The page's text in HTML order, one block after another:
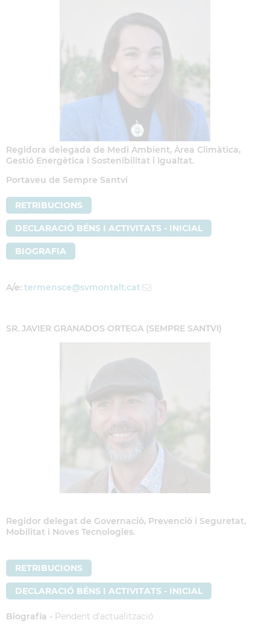
Regidora delegada de Medi Ambient, Àrea Climàtica,
Gestió Energètica i Sostenibilitat i Igualtat.
Portaveu de Sempre Santvi
RETRIBUCIONS
DECLARACIÓ BÉNS I ACTIVITATS - INICIAL
BIOGRAFIA
A/e: termensce@svmontalt.cat
SR. JAVIER GRANADOS ORTEGA (SEMPRE SANTVI)
Regidor delegat de Governació, Prevenció i Seguretat,
Mobilitat i Noves Tecnologies.
RETRIBUCIONS
DECLARACIÓ BÉNS I ACTIVITATS - INICIAL
Biografia - Pendent d'actualització